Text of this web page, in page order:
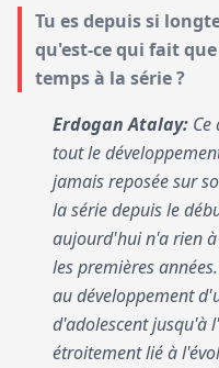
Tu es depuis si
qu'est-ce qui fait
temps à la série ?
Erdogan Atalay:
tout le
jamais reposée sur
la série depuis le
aujourd'hui n'a rien à
les premières
au développement
d'adolescent jusqu'à
étroitement lié à